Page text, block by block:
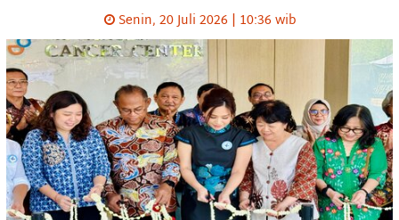
Senin, 20 Juli 2026 | 10:36 wib